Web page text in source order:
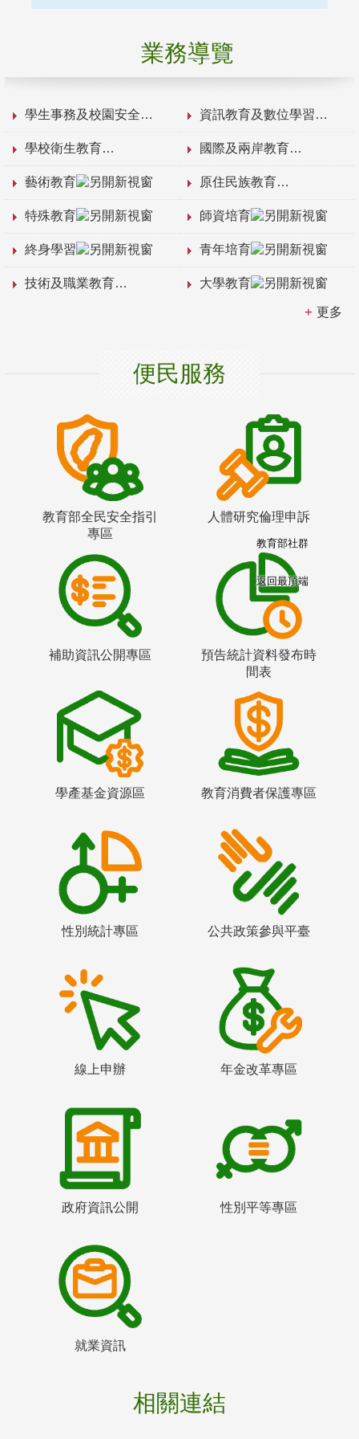
業務導覽
學生事務及校園安全 資訊教育及數位學習
學校衛生教育 國際及兩岸教育
藝術教育 原住民族教育
特殊教育 師資培育
終身學習 青年培育
技術及職業教育 大學教育
更多
便民服務
教育部全民安全指引
專區
人體研究倫理申訴
補助資訊公開專區
預告統計資料發布時
間表
學產基金資源區 教育消費者保護專區
性別統計專區 公共政策參與平臺
線上申辦 年金改革專區
政府資訊公開 性別平等專區
就業資訊
相關連結
教育部社群
返回最頂端